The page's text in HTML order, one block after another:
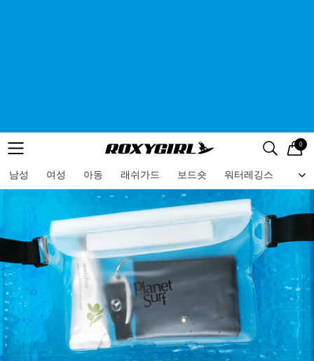
메뉴 검색
로고 0
남성 여성 아동 래쉬가드 보드숏 워터레깅스 비
메뉴